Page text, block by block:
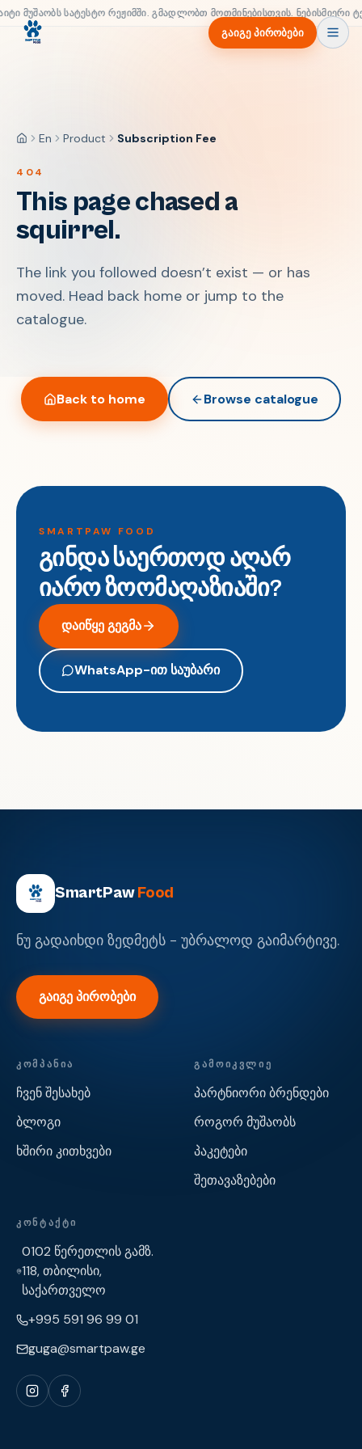
მუშაობს სატესტო რეჟიმში. გმადლობთ მოთმინებისთვის. ნებისმიერი
გაიგე პირობები
მთავარი
En Product Subscription Fee
404
This page chased a
squirrel.
The link you followed doesn’t exist — or has
moved. Head back home or jump to the
catalogue.
Back to home Browse catalogue
SMARTPAW FOOD
გინდა საერთოდ აღარ
იარო ზოომაღაზიაში?
დაიწყე გეგმა
WhatsApp-ით საუბარი
SmartPawFood
ნუ გადაიხდი ზედმეტს - უბრალოდ გაიმარტივე.
გაიგე პირობები
ᲙᲝᲛᲞᲐᲜᲘᲐ
ჩვენ შესახებ
ბლოგი
ხშირი კითხვები
ᲒᲐᲛᲝᲘᲙᲕᲚᲘᲔ
პარტნიორი ბრენდები
როგორ მუშაობს
პაკეტები
შეთავაზებები
ᲙᲝᲜᲢᲐᲥᲢᲘ
0102 წერეთლის გამზ.
118, თბილისი,
საქართველო
+995 591 96 99 01
guga@smartpaw.ge